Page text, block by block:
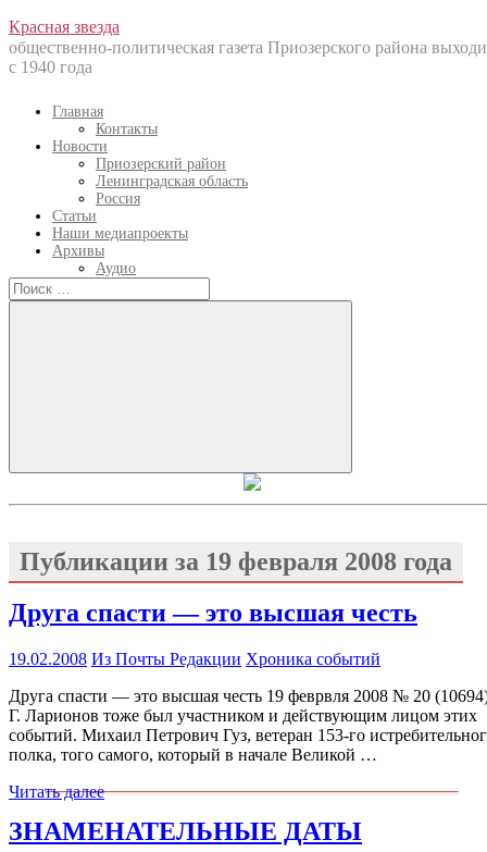
Перейти
к
содержанию
Красная звезда
общественно-политическая газета Приозерского района
с 1940 года
Главная
Контакты
Новости
Приозерский район
Ленинградская область
Россия
Статьи
Наши медиапроекты
Архивы
Аудио
Искать:
Искать
Публикации за 19 февраля 2008 года
Друга спасти — это высшая честь
19.02.2008 Из Почты Редакции Хроника событий
Друга спасти — это высшая честь 19 феврвля 2008 № 20
Г. Ларионов тоже был участником и действующим лицом этих
событий. Михаил Петрович Гуз, ветеран 153-го
полка, того самого, который в начале Великой …
Читать далее
ЗНАМЕНАТЕЛЬНЫЕ ДАТЫ